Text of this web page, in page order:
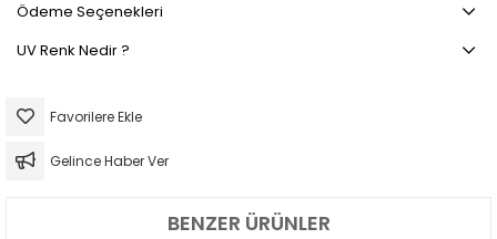
Ödeme Seçenekleri
UV Renk Nedir ?
Favorilere Ekle
Gelince Haber Ver
BENZER ÜRÜNLER